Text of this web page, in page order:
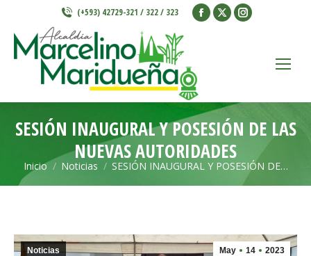
(+593) 42729-321 / 322 / 323
Facebook
window
X
window
Instagram
window
SESIÓN INAUGURAL Y POSESIÓN DE LAS
NUEVAS AUTORIDADES
Estás aquí:
Inicio Noticias SESIÓN INAUGURAL Y POSESIÓN DE…
May 14 2023
Noticias